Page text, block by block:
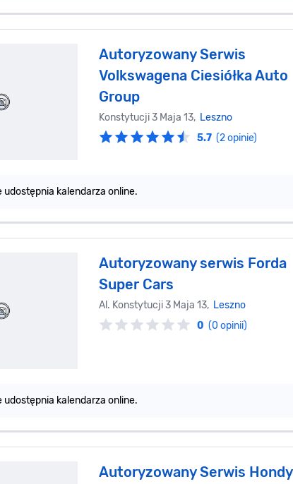
Autoryzowany Serwis
Volkswagena Ciesiółka Auto
Group
Konstytucji 3 Maja 13, Leszno
5.7 (2 opinie)
udostępnia kalendarza online.
Autoryzowany serwis Forda
Super Cars
Al. Konstytucji 3 Maja 13, Leszno
0 (0 opinii)
udostępnia kalendarza online.
Autoryzowany Serwis Hondy